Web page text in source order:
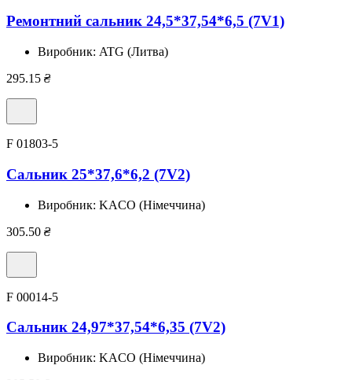
Ремонтний сальник 24,5*37,54*6,5 (7V1)
Виробник: ATG (Литва)
295.15 ₴
F 01803-5
Сальник 25*37,6*6,2 (7V2)
Виробник: KACO (Німеччина)
305.50 ₴
F 00014-5
Сальник 24,97*37,54*6,35 (7V2)
Виробник: KACO (Німеччина)